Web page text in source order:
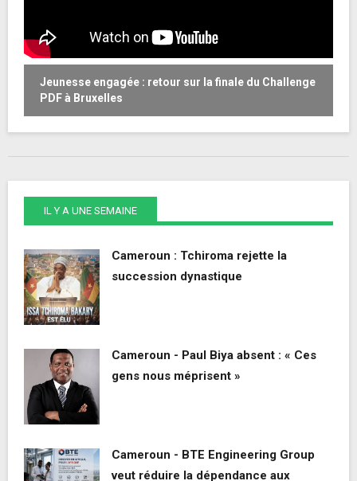
Jeunesse engagée : retour sur la finale du Challenge
PDF à Bruxelles
IL Y A UNE SEMAINE
Cameroun : Tchiroma rejette la
succession dynastique
Cameroun - Paul Biya absent : « Ces
gens nous méprisent »
Cameroun - BTE Engineering Group
veut réduire la dépendance aux